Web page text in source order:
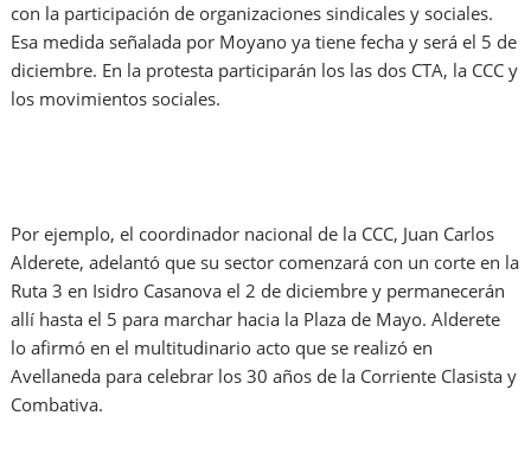
con la participación de organizaciones sindicales y sociales.
Esa medida señalada por Moyano ya tiene fecha y será el 5 de
diciembre. En la protesta participarán los las dos CTA, la CCC y
los movimientos sociales.
Por ejemplo, el coordinador nacional de la CCC, Juan Carlos
Alderete, adelantó que su sector comenzará con un corte en la
Ruta 3 en Isidro Casanova el 2 de diciembre y permanecerán
allí hasta el 5 para marchar hacia la Plaza de Mayo. Alderete
lo afirmó en el multitudinario acto que se realizó en
Avellaneda para celebrar los 30 años de la Corriente Clasista y
Combativa.